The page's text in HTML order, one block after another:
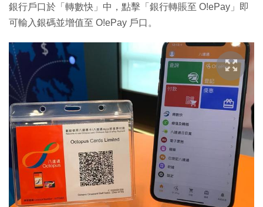
銀行戶口於「轉數快」中，點擊「銀行轉賬至 O!ePay」即
可輸入銀碼並增值至 O!ePay 戶口。